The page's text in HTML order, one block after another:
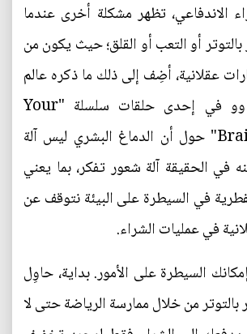
الاندفاعي، تظهر مشكلة أخرى عندما
أو التعب أو القلق؛ حيث يكون من
عقلانية، أضِف إلى ذلك ما ذكره عالم
الأعصاب تيري وو في إحدى حلقات سلسلة "Your
Brain on Money" حول أن الدماغ البشري ليس آلة
في الحقيقة آلة شعور تفكر، بما يعني
في السيطرة على البيئة نتوقف عن
في عمليات الشراء.
السيطرة على الأمور. بداية، حاوِل
بالتوتر من خلال ممارسة الرياضة حتى لا